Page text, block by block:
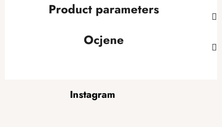
Product parameters
Ocjene
Instagram